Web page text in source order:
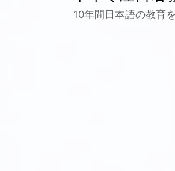
10年間日本語の教育